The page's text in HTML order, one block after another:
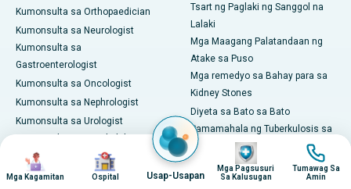
Kumonsulta sa Orthopaedician
Kumonsulta sa Neurologist
Kumonsulta sa
Gastroenterologist
Kumonsulta sa Oncologist
Kumonsulta sa Nephrologist
Kumonsulta sa Urologist
Kumonsulta sa Pangkalahatang
Doktor
Kumonsulta sa Pulmonologist
Tsart ng Paglaki ng Sanggol na
Lalaki
Mga Maagang Palatandaan ng
Atake sa Puso
Mga remedyo sa Bahay para sa
Kidney Stones
Diyeta sa Bato sa Bato
Pamamahala ng Tuberkulosis sa
Bahay
PCOD kumpara sa PCOS
Balanse Diet
Imahen
Mga Kagamitan
Imahen
Ospital Usap-Usapan
Imahen
Mga Pagsusuri
Sa Kalusugan
Imahen
Tumawag Sa
Amin